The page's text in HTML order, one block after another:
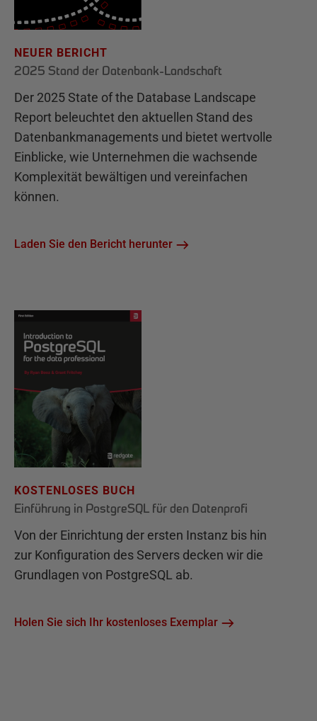
NEUER BERICHT
2025 Stand der Datenbank-Landschaft
Der 2025 State of the Database Landscape
Report beleuchtet den aktuellen Stand des
Datenbankmanagements und bietet wertvolle
Einblicke, wie Unternehmen die wachsende
Komplexität bewältigen und vereinfachen
können.
Laden Sie den Bericht herunter
KOSTENLOSES BUCH
Einführung in PostgreSQL für den Datenprofi
Von der Einrichtung der ersten Instanz bis hin
zur Konfiguration des Servers decken wir die
Grundlagen von PostgreSQL ab.
Holen Sie sich Ihr kostenloses Exemplar